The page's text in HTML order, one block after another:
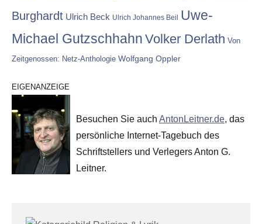
Burghardt Ulrich Beck Ulrich Johannes Beil Uwe-
Michael Gutzschhahn Volker Derlath Von
Zeitgenossen: Netz-Anthologie Wolfgang Oppler
EIGENANZEIGE
Besuchen Sie auch AntonLeitner.de, das
persönliche Internet-Tagebuch des
Schriftstellers und Verlegers Anton G.
Leitner.